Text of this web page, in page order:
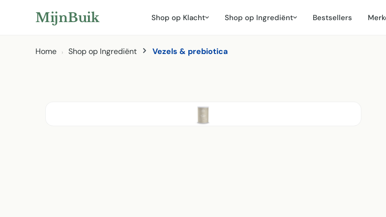
hoofdinhoud
Naar zoeken
Naar hoofdnavigatie
MijnBuik Shop op Klacht Shop op Ingrediënt Bestsellers
Home Shop op Ingrediënt Vezels & prebiotica